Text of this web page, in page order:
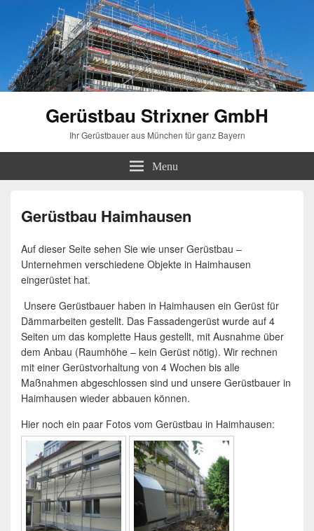
Gerüstbau Strixner GmbH
Ihr Gerüstbauer aus München für ganz Bayern
Menu
Gerüstbau Haimhausen
Auf dieser Seite sehen Sie wie unser Gerüstbau –
Unternehmen verschiedene Objekte in Haimhausen
eingerüstet hat.
Unsere Gerüstbauer haben in Haimhausen ein Gerüst für
Dämmarbeiten gestellt. Das Fassadengerüst wurde auf 4
Seiten um das komplette Haus gestellt, mit Ausnahme über
dem Anbau (Raumhöhe – kein Gerüst nötig). Wir rechnen
mit einer Gerüstvorhaltung von 4 Wochen bis alle
Maßnahmen abgeschlossen sind und unsere Gerüstbauer in
Haimhausen wieder abbauen können.
Hier noch ein paar Fotos vom Gerüstbau in Haimhausen: